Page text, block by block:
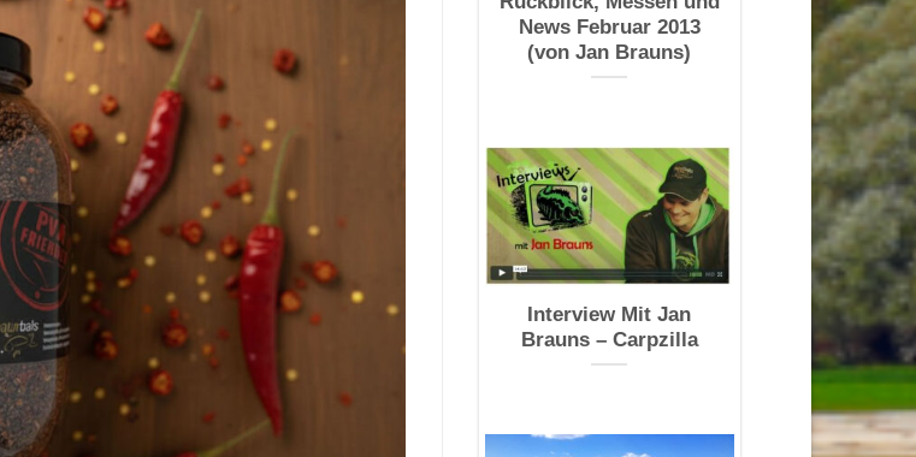
News Februar 2013
(von Jan Brauns)
Interview Mit Jan
Brauns – Carpzilla